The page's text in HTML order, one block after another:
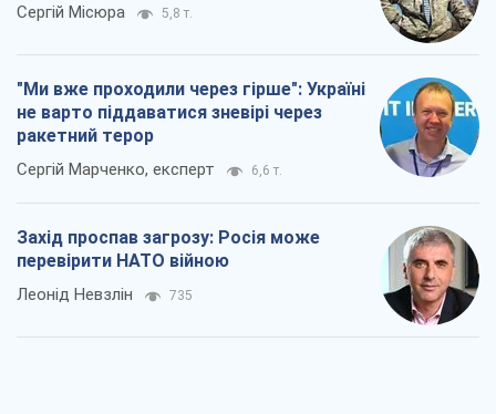
Сергій Місюра 5,8 т.
"Ми вже проходили через гірше": Україні
не варто піддаватися зневірі через
ракетний терор
Сергій Марченко, експерт 6,6 т.
Захід проспав загрозу: Росія може
перевірити НАТО війною
Леонід Невзлін 735